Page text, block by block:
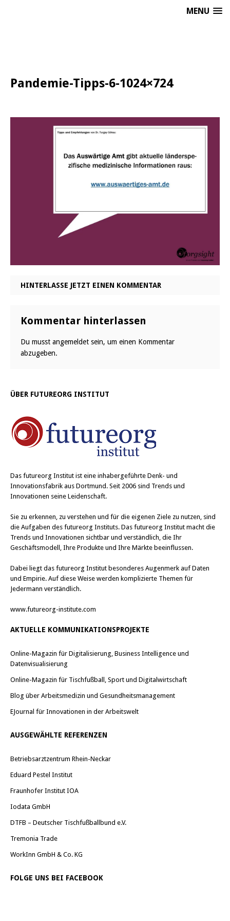
MENU
Pandemie-Tipps-6-1024×724
HINTERLASSE JETZT EINEN KOMMENTAR
Kommentar hinterlassen
Du musst angemeldet sein, um einen Kommentar
abzugeben.
ÜBER FUTUREORG INSTITUT
Das futureorg Institut ist eine inhabergeführte Denk- und
Innovationsfabrik aus Dortmund. Seit 2006 sind Trends und
Innovationen seine Leidenschaft.
Sie zu erkennen, zu verstehen und für die eigenen Ziele zu nutzen, sind
die Aufgaben des futureorg Instituts. Das futureorg Institut macht die
Trends und Innovationen sichtbar und verständlich, die Ihr
Geschäftsmodell, Ihre Produkte und Ihre Märkte beeinflussen.
Dabei liegt das futureorg Institut besonderes Augenmerk auf Daten
und Empirie. Auf diese Weise werden komplizierte Themen für
Jedermann verständlich.
www.futureorg-institute.com
AKTUELLE KOMMUNIKATIONSPROJEKTE
Online-Magazin für Digitalisierung, Business Intelligence und
Datenvisualisierung
Online-Magazin für Tischfußball, Sport und Digitalwirtschaft
Blog über Arbeitsmedizin und Gesundheitsmanagement
EJournal für Innovationen in der Arbeitswelt
AUSGEWÄHLTE REFERENZEN
Betriebsarztzentrum Rhein-Neckar
Eduard Pestel Institut
Fraunhofer Institut IOA
Iodata GmbH
DTFB – Deutscher Tischfußballbund e.V.
Tremonia Trade
WorkInn GmbH & Co. KG
FOLGE UNS BEI FACEBOOK